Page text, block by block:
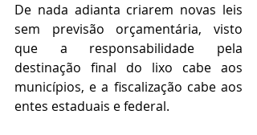
De nada adianta criarem novas leis
sem previsão orçamentária, visto
que a responsabilidade pela
destinação final do lixo cabe aos
municípios, e a fiscalização cabe aos
entes estaduais e federal.